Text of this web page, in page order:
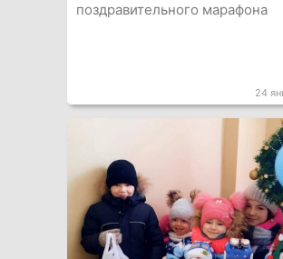
поздравительного марафона
24